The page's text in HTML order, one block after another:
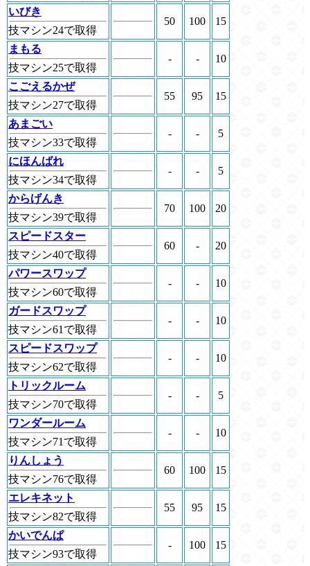
いびき
技マシン24で取得
50 100 15
まもる
技マシン25で取得
- - 10
こごえるかぜ
技マシン27で取得
55 95 15
あまごい
技マシン33で取得
- - 5
にほんばれ
技マシン34で取得
- - 5
からげんき
技マシン39で取得
70 100 20
スピードスター
技マシン40で取得
60 - 20
パワースワップ
技マシン60で取得
- - 10
ガードスワップ
技マシン61で取得
- - 10
スピードスワップ
技マシン62で取得
- - 10
トリックルーム
技マシン70で取得
- - 5
ワンダールーム
技マシン71で取得
- - 10
りんしょう
技マシン76で取得
60 100 15
エレキネット
技マシン82で取得
55 95 15
かいでんぱ
技マシン93で取得
- 100 15